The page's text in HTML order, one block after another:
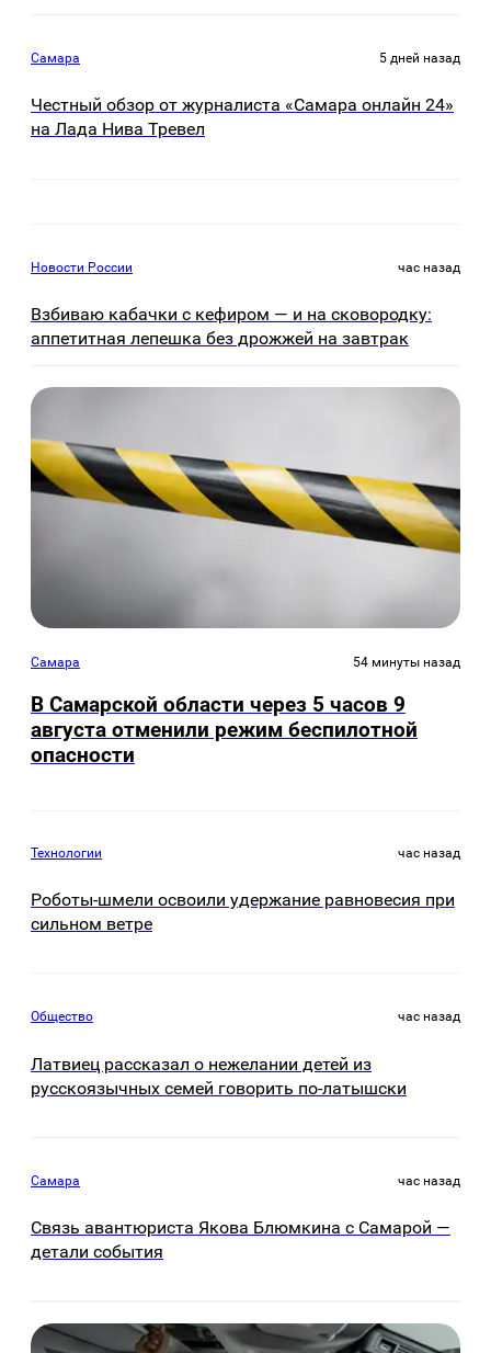
Самара 5 дней назад
Честный обзор от журналиста «Самара онлайн 24»
на Лада Нива Тревел
Новости России час назад
Взбиваю кабачки с кефиром — и на сковородку:
аппетитная лепешка без дрожжей на завтрак
Самара 54 минуты назад
В Самарской области через 5 часов 9
августа отменили режим беспилотной
опасности
Технологии час назад
Роботы-шмели освоили удержание равновесия при
сильном ветре
Общество час назад
Латвиец рассказал о нежелании детей из
русскоязычных семей говорить по-латышски
Самара час назад
Связь авантюриста Якова Блюмкина с Самарой —
детали события